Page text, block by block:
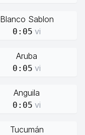
Blanco Sablon
0:05 vi
Aruba
0:05 vi
Anguila
0:05 vi
Tucumán